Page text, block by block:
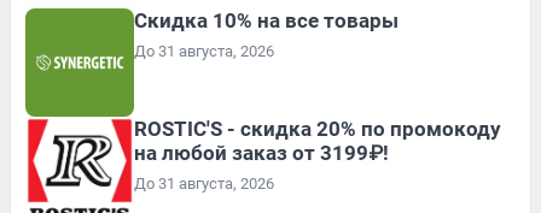
Скидка 10% на все товары
До 31 августа, 2026
ROSTIC'S - скидка 20% по промокоду
на любой заказ от 3199₽!
До 31 августа, 2026